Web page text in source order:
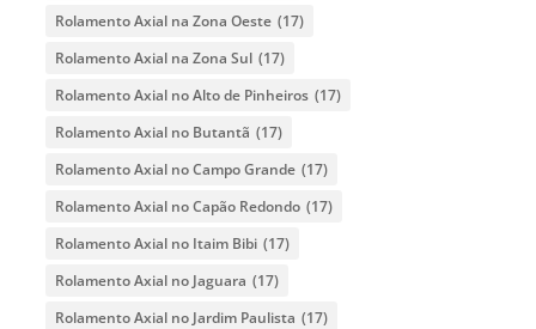
Rolamento Axial na Zona Oeste (17)
Rolamento Axial na Zona Sul (17)
Rolamento Axial no Alto de Pinheiros (17)
Rolamento Axial no Butantã (17)
Rolamento Axial no Campo Grande (17)
Rolamento Axial no Capão Redondo (17)
Rolamento Axial no Itaim Bibi (17)
Rolamento Axial no Jaguara (17)
Rolamento Axial no Jardim Paulista (17)